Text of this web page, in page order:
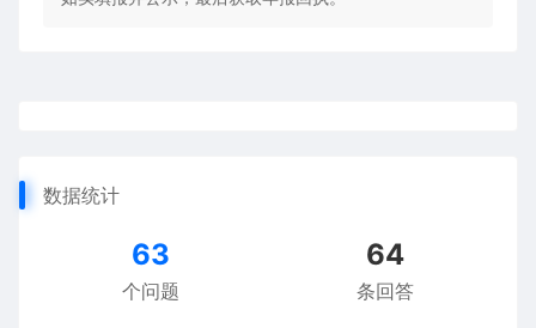
数据统计
63
个问题
64
条回答